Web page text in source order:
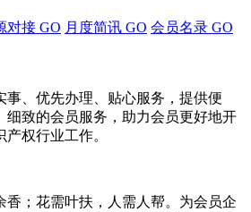
对接 GO 月度简讯 GO 会员名录 GO
事、优先办理、贴心服务，提供便
细致的会员服务，助力会员更好地开
权行业工作。
香；花需叶扶，人需人帮。为会员企